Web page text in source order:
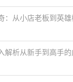
：从小店老板到英
解析从新手到高手